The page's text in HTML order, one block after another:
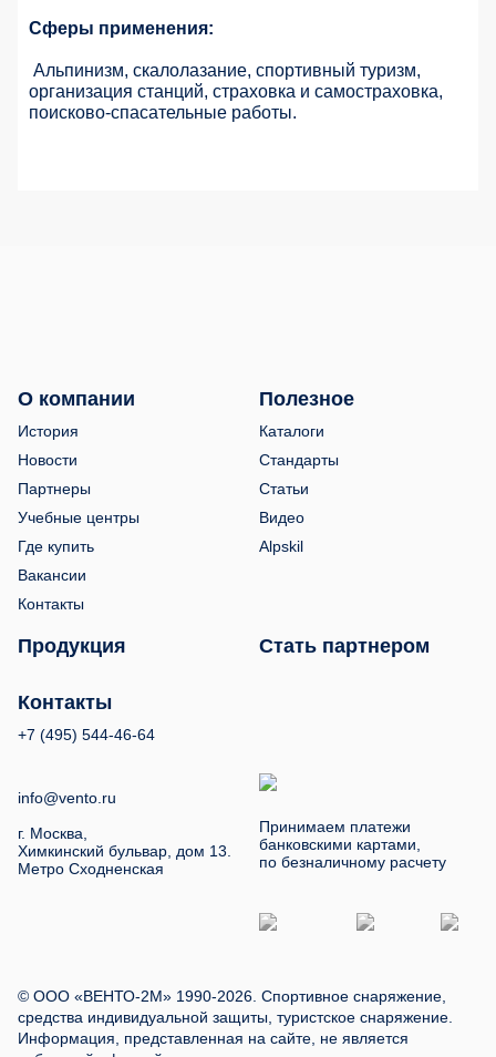
Сферы применения:
Альпинизм, скалолазание, спортивный туризм,
организация станций, страховка и самостраховка,
поисково-спасательные работы.
О компании
История
Новости
Партнеры
Учебные центры
Где купить
Вакансии
Контакты
Полезное
Каталоги
Стандарты
Статьи
Видео
Alpskil
Продукция Стать партнером
Контакты
+7 (495) 544-46-64
info@vento.ru
г. Москва,
Химкинский бульвар, дом 13.
Метро Сходненская
Принимаем платежи
банковскими картами,
по безналичному расчету
© ООО «ВЕНТО-2М» 1990-2026. Спортивное снаряжение,
средства индивидуальной защиты, туристское снаряжение.
Информация, представленная на сайте, не является